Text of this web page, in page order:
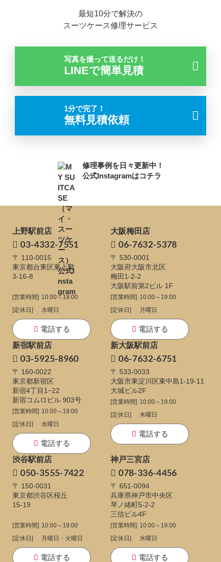
最短10分で解決の
スーツケース修理サービス
写真を撮って送るだけ！
LINEで簡単見積
1分で完了！
無料見積依頼
修理事例を日々更新中！
公式Instagramはコチラ
上野駅前店
03-4332-7551
〒 110-0015
東京都台東区東上野
3-16-8
[営業時間] 10:00～19:00
[定休日]
水曜日
電話する
大阪梅田店
06-7632-5378
〒 530-0001
大阪府大阪市北区
梅田1-2-2
大阪駅前第2ビル 1F
[営業時間] 10:00～19:00
[定休日]
月曜日
電話する
新宿駅前店
03-5925-8960
〒 160-0022
東京都新宿区
新宿4丁目1−22
新宿コムロビル 903号
[営業時間] 10:00～19:00
[定休日]
水曜日
電話する
新大阪駅前店
06-7632-6751
〒 533-0033
大阪市東淀川区東中島1-19-11
大城ビル2F
[営業時間] 10:00～19:00
[定休日]
木曜日
電話する
渋谷駅前店
050-3555-7422
〒 150-0031
東京都渋谷区桜丘
15-19
[営業時間] 10:00～19:00
[定休日]
月曜日・火曜日
電話する
神戸三宮店
078-336-4456
〒 651-0094
兵庫県神戸市中央区
琴ノ緒町5-2-2
三信ビル4F
[営業時間] 10:00～19:00
[定休日]
水曜日
電話する